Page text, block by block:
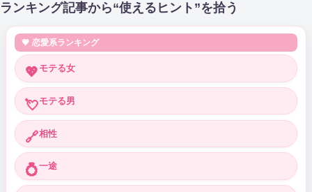
ランキング記事から“使えるヒント”を拾う
💗 恋愛系ランキング
💖 モテる女
💘モテる男
🔗相性
💍一途